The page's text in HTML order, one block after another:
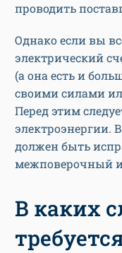
проводить
Однако если вы
электрический
(а она есть и
своими силами
Перед этим
электроэнергии.
должен быть
межповерочный
В каких